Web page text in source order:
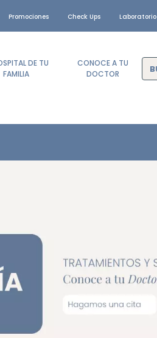
Promociones Check Ups Laboratorio
DE TU
FAMILIA
CONOCE A TU
DOCTOR